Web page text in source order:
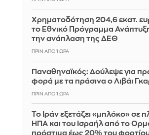
Χρηματοδότηση 204,6 εκατ.
το Εθνικό Πρόγραμμα
την ανάπλαση της ΔΕΘ
ΠΡΙΝ ΑΠΌ 1 ΏΡΑ
Παναθηναϊκός: Δούλεψε για
φορά με τα πράσινα ο Λιβάι
ΠΡΙΝ ΑΠΌ 1 ΏΡΑ
Το Ιράν εξετάζει «μπλόκο» σε
ΗΠΑ και του Ισραήλ από το
πρόστιμα έως 20% του